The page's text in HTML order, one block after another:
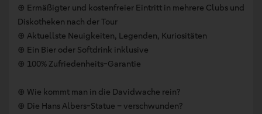
⊕ Ermäßigter und kostenfreier Eintritt in mehrere Clubs und
Diskotheken nach der Tour
⊕ Aktuellste Neuigkeiten, Legenden, Kuriositäten
⊕ Ein Bier oder Softdrink inklusive
⊕ 100% Zufriedenheits-Garantie
⊕ Wie kommt man in die Davidwache rein?
⊕ Die Hans Albers-Statue – verschwunden?